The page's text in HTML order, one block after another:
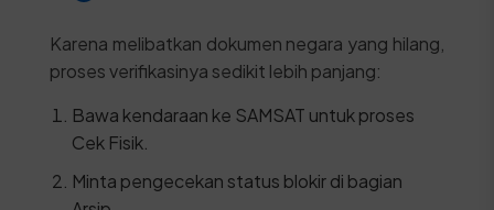
Karena melibatkan dokumen negara yang hilang,
proses verifikasinya sedikit lebih panjang:
Bawa kendaraan ke SAMSAT untuk proses
Cek Fisik.
Minta pengecekan status blokir di bagian